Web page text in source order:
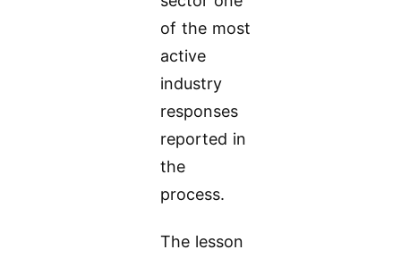
of the most
active
industry
responses
reported in
the
process.
The lesson